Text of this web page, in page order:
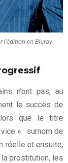
l'édition en Bluray -
n’ont pas, au
le succès de
que le titre
» : surnom de
réelle et ensuite,
prostitution, les